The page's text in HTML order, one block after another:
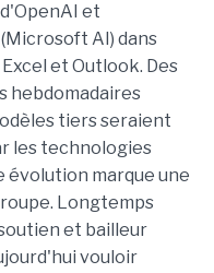
et
(Microsoft AI) dans
et Outlook. Des
hebdomadaires
tiers seraient
les technologies
marque une
Longtemps
et bailleur
vouloir